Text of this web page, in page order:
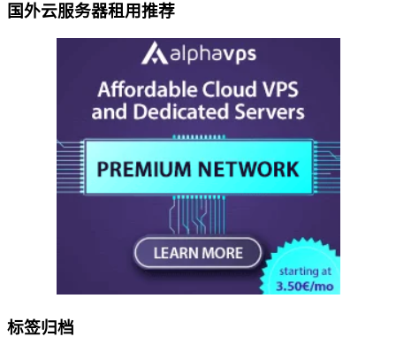
国外云服务器租用推荐
标签归档